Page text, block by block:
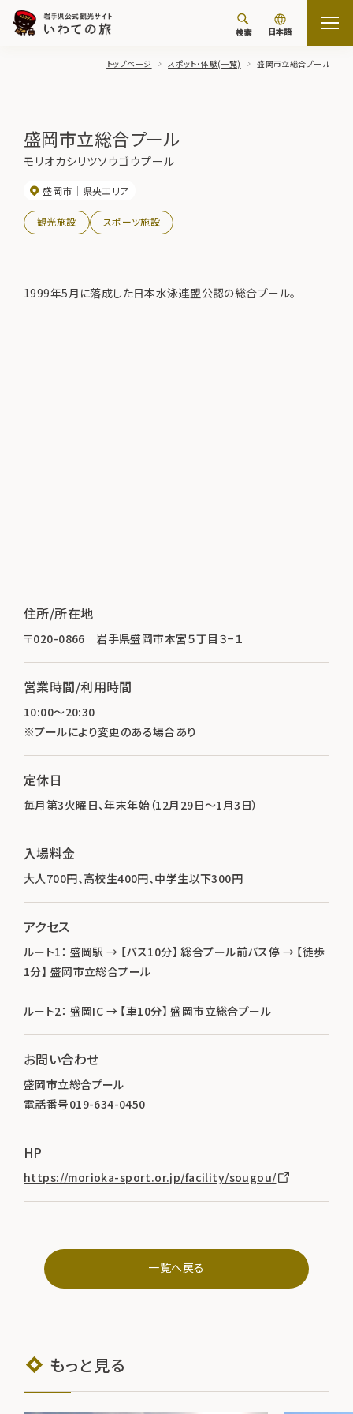
検索 日本語
トップページ スポット・体験(一覧) 盛岡市立総合プール
盛岡市立総合プール
モリオカシリツソウゴウプール
盛岡市 県央エリア
観光施設 スポーツ施設
1999年5月に落成した日本水泳連盟公認の総合プール。
住所/所在地
〒020-0866 岩手県盛岡市本宮５丁目３−１
営業時間/利用時間
10:00～20:30
※プールにより変更のある場合あり
定休日
毎月第3火曜日、年末年始（12月29日～1月3日）
入場料金
大人700円、高校生400円、中学生以下300円
アクセス
ルート1： 盛岡駅 → 【バス10分】 総合プール前バス停 → 【徒歩
1分】 盛岡市立総合プール
ルート2： 盛岡IC → 【車10分】 盛岡市立総合プール
お問い合わせ
盛岡市立総合プール
電話番号019-634-0450
HP
https://morioka-sport.or.jp/facility/sougou/
一覧へ戻る
もっと見る